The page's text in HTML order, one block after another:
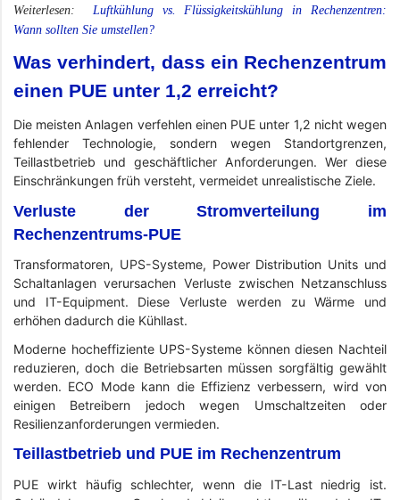
Weiterlesen: Luftkühlung vs. Flüssigkeitskühlung in Rechenzentren:
Wann sollten Sie umstellen?
Was verhindert, dass ein Rechenzentrum
einen PUE unter 1,2 erreicht?
Die meisten Anlagen verfehlen einen PUE unter 1,2 nicht wegen
fehlender Technologie, sondern wegen Standortgrenzen,
Teillastbetrieb und geschäftlicher Anforderungen. Wer diese
Einschränkungen früh versteht, vermeidet unrealistische Ziele.
Verluste der Stromverteilung im
Rechenzentrums-PUE
Transformatoren, UPS-Systeme, Power Distribution Units und
Schaltanlagen verursachen Verluste zwischen Netzanschluss
und IT-Equipment. Diese Verluste werden zu Wärme und
erhöhen dadurch die Kühllast.
Moderne hocheffiziente UPS-Systeme können diesen Nachteil
reduzieren, doch die Betriebsarten müssen sorgfältig gewählt
werden. ECO Mode kann die Effizienz verbessern, wird von
einigen Betreibern jedoch wegen Umschaltzeiten oder
Resilienzanforderungen vermieden.
Teillastbetrieb und PUE im Rechenzentrum
PUE wirkt häufig schlechter, wenn die IT-Last niedrig ist.